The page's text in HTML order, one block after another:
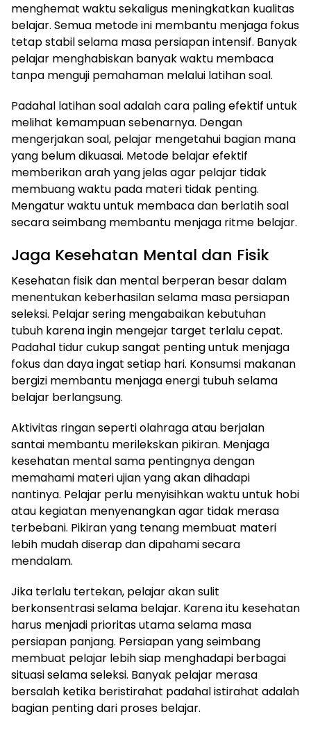
menghemat waktu sekaligus meningkatkan kualitas
belajar. Semua metode ini membantu menjaga fokus
tetap stabil selama masa persiapan intensif. Banyak
pelajar menghabiskan banyak waktu membaca
tanpa menguji pemahaman melalui latihan soal.
Padahal latihan soal adalah cara paling efektif untuk
melihat kemampuan sebenarnya. Dengan
mengerjakan soal, pelajar mengetahui bagian mana
yang belum dikuasai. Metode belajar efektif
memberikan arah yang jelas agar pelajar tidak
membuang waktu pada materi tidak penting.
Mengatur waktu untuk membaca dan berlatih soal
secara seimbang membantu menjaga ritme belajar.
Jaga Kesehatan Mental dan Fisik
Kesehatan fisik dan mental berperan besar dalam
menentukan keberhasilan selama masa persiapan
seleksi. Pelajar sering mengabaikan kebutuhan
tubuh karena ingin mengejar target terlalu cepat.
Padahal tidur cukup sangat penting untuk menjaga
fokus dan daya ingat setiap hari. Konsumsi makanan
bergizi membantu menjaga energi tubuh selama
belajar berlangsung.
Aktivitas ringan seperti olahraga atau berjalan
santai membantu merilekskan pikiran. Menjaga
kesehatan mental sama pentingnya dengan
memahami materi ujian yang akan dihadapi
nantinya. Pelajar perlu menyisihkan waktu untuk hobi
atau kegiatan menyenangkan agar tidak merasa
terbebani. Pikiran yang tenang membuat materi
lebih mudah diserap dan dipahami secara
mendalam.
Jika terlalu tertekan, pelajar akan sulit
berkonsentrasi selama belajar. Karena itu kesehatan
harus menjadi prioritas utama selama masa
persiapan panjang. Persiapan yang seimbang
membuat pelajar lebih siap menghadapi berbagai
situasi selama seleksi. Banyak pelajar merasa
bersalah ketika beristirahat padahal istirahat adalah
bagian penting dari proses belajar.